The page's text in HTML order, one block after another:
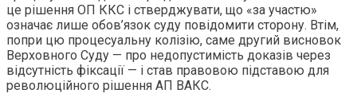
це рішення ОП ККС і стверджувати, що «за участю»
означає лише обов’язок суду повідомити сторону. Втім,
попри цю процесуальну колізію, саме другий висновок
Верховного Суду — про недопустимість доказів через
відсутність фіксації — і став правовою підставою для
революційного рішення АП ВАКС.